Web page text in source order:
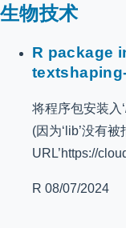
生物技术
R package
将程序包安装入
(因为‘lib’没有
URL’https://
R 08/07/2024